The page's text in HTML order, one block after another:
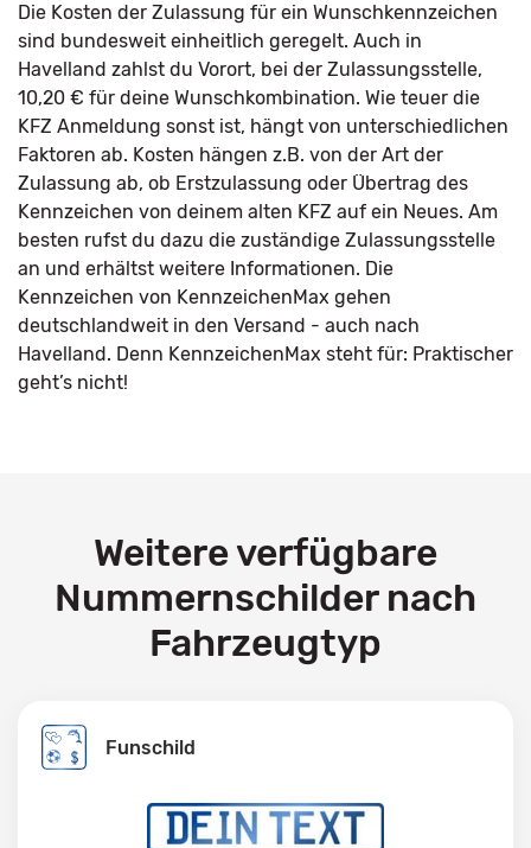
Die Kosten der Zulassung für ein Wunschkennzeichen
sind bundesweit einheitlich geregelt. Auch in
Havelland zahlst du Vorort, bei der Zulassungsstelle,
10,20 € für deine Wunschkombination. Wie teuer die
KFZ Anmeldung sonst ist, hängt von unterschiedlichen
Faktoren ab. Kosten hängen z.B. von der Art der
Zulassung ab, ob Erstzulassung oder Übertrag des
Kennzeichen von deinem alten KFZ auf ein Neues. Am
besten rufst du dazu die zuständige Zulassungsstelle
an und erhältst weitere Informationen. Die
Kennzeichen von KennzeichenMax gehen
deutschlandweit in den Versand - auch nach
Havelland. Denn KennzeichenMax steht für: Praktischer
geht’s nicht!
Weitere verfügbare
Nummernschilder nach
Fahrzeugtyp
Funschild